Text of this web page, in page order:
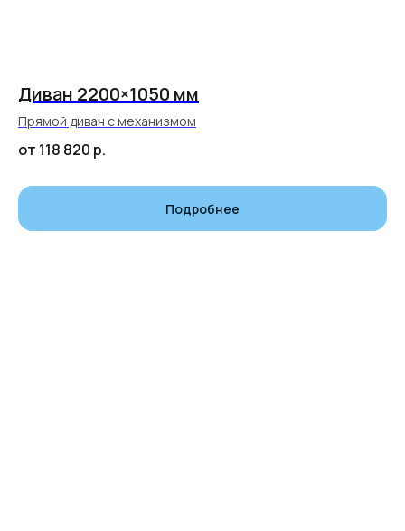
Диван 2200×1050 мм
Прямой диван с механизмом
от 118 820 р.
Подробнее